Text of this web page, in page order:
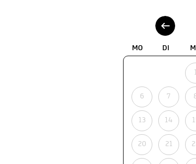
MO DI MI
6 7
13 14
20 21